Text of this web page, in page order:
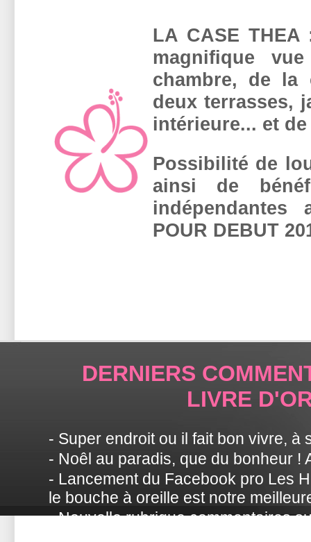
LA CASE
magnifique
chambre, de la
deux terrasses,
intérieure... et
Possibilité de
ainsi de
POUR DEBUT
DERNIERS
LIVRE
- Super endroit ou il fait bon vivre, à
- Noêl au paradis, que du bonheur !
- Lancement du Facebook pro Les
le bouche à oreille est notre
- Nouvelle rubrique commentaires